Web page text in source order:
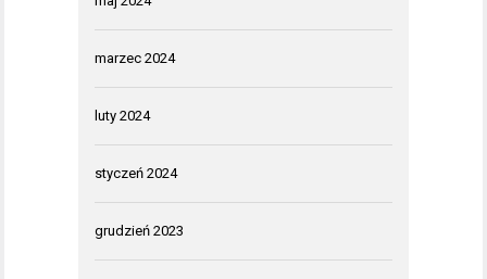
marzec 2024
luty 2024
styczeń 2024
grudzień 2023